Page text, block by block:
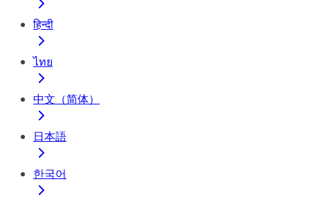
हिन्दी
ไทย
中文（简体）
日本語
한국어